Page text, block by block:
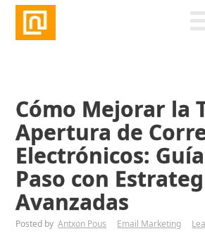
Cómo Mejorar la
Apertura de
Electrónicos:
Paso con
Avanzadas
Posted by Antxon Pous Email Marketing